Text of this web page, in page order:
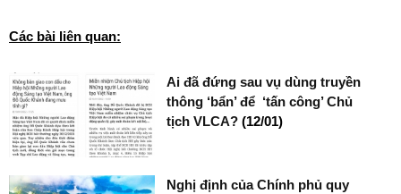
Các bài liên quan:
Ai đã đứng sau vụ dùng truyền
thông ‘bẩn’ để ‘tấn công’ Chủ
tịch VLCA?(12/01)
Nghị định của Chính phủ quy